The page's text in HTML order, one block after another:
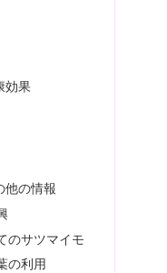
効果
他の情報
のサツマイモ
の利用